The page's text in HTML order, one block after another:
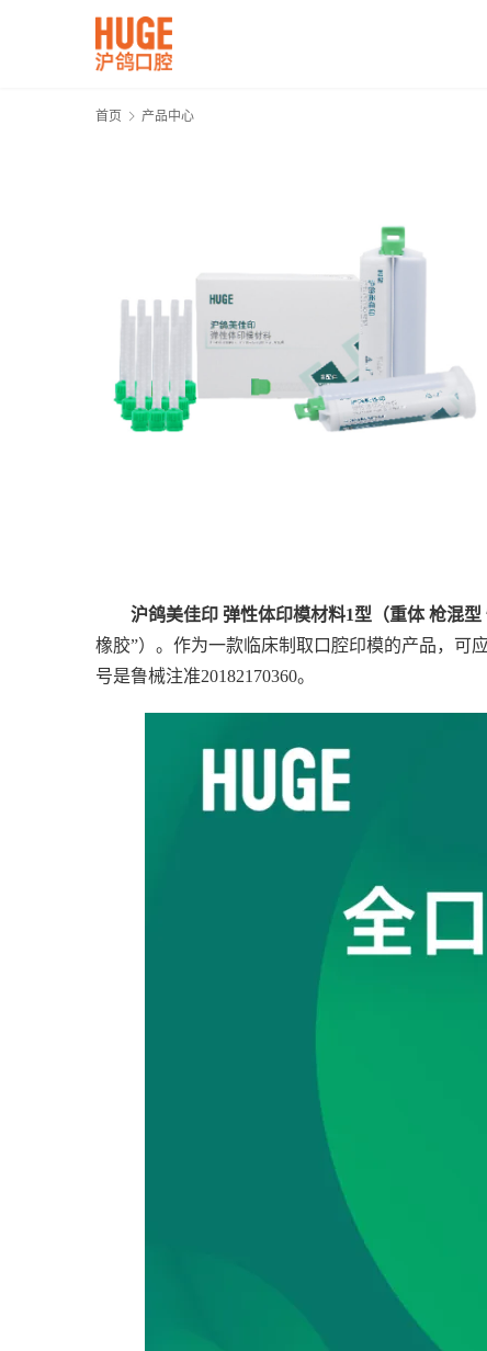
首页 产品中心
沪鸽美佳印 弹性体印模材料1型（重体 枪混型
橡胶”）。作为一款临床制取口腔印模的产品，可
号是鲁械注准20182170360。